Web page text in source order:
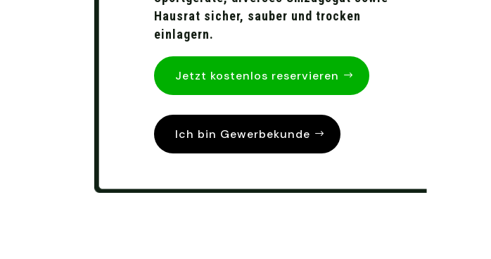
Hausrat sicher, sauber und trocken
einlagern.
Jetzt kostenlos reservieren
Ich bin Gewerbekunde